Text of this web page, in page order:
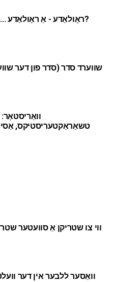
ראָולאַדע - אַ ראָולאַדע ... וואָס איז די מוזיק?
שווערד סדר (סדר פון דער
טשאַראַקטעריסטיקס,
ווי צו שטריקן אַ סוועטער
וואַסער ללבער אין דער